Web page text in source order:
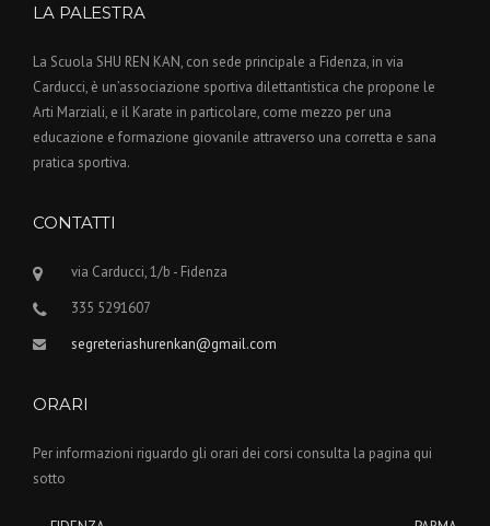
LA PALESTRA
La Scuola SHU REN KAN, con sede principale a Fidenza, in via
Carducci, è un’associazione sportiva dilettantistica che propone le
Arti Marziali, e il Karate in particolare, come mezzo per una
educazione e formazione giovanile attraverso una corretta e sana
pratica sportiva.
CONTATTI
via Carducci, 1/b - Fidenza
335 5291607
segreteriashurenkan@gmail.com
ORARI
Per informazioni riguardo gli orari dei corsi consulta la pagina qui
sotto